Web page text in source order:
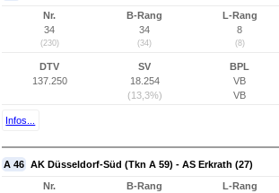
Nr.
34
(230)
B-Rang
34
(34)
L-Rang
8
(8)
DTV
137.250
SV
18.254
(13,3%)
BPL
VB
VB
Infos...
A 46 AK Düsseldorf-Süd (Tkn A 59) - AS Erkrath (27)
Nr.
B-Rang
L-Rang